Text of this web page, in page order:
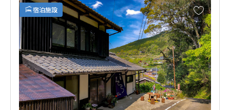
熊野古道歩きの方には、高原、滝尻への送迎も可能ですので、
ご予約の際にお知らせください。
宿泊施設
お
気
に
入
り
に
追
加